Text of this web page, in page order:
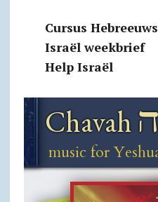
Cursus Hebreeuws
Israël weekbrief
Help Israël